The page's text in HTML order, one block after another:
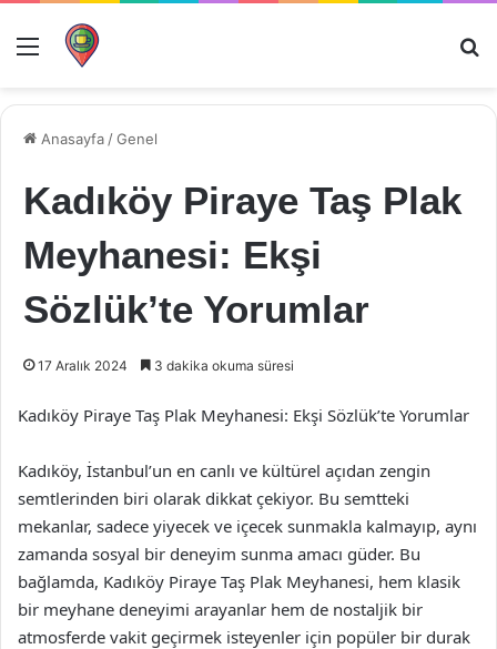
Menü
Anasayfa /Genel
Kadıköy Piraye Taş Plak
Meyhanesi: Ekşi
Sözlük’te Yorumlar
17 Aralık 2024 3 dakika okuma süresi
Kadıköy Piraye Taş Plak Meyhanesi: Ekşi Sözlük’te Yorumlar
Kadıköy, İstanbul’un en canlı ve kültürel açıdan zengin
semtlerinden biri olarak dikkat çekiyor. Bu semtteki
mekanlar, sadece yiyecek ve içecek sunmakla kalmayıp, aynı
zamanda sosyal bir deneyim sunma amacı güder. Bu
bağlamda, Kadıköy Piraye Taş Plak Meyhanesi, hem klasik
bir meyhane deneyimi arayanlar hem de nostaljik bir
atmosferde vakit geçirmek isteyenler için popüler bir durak